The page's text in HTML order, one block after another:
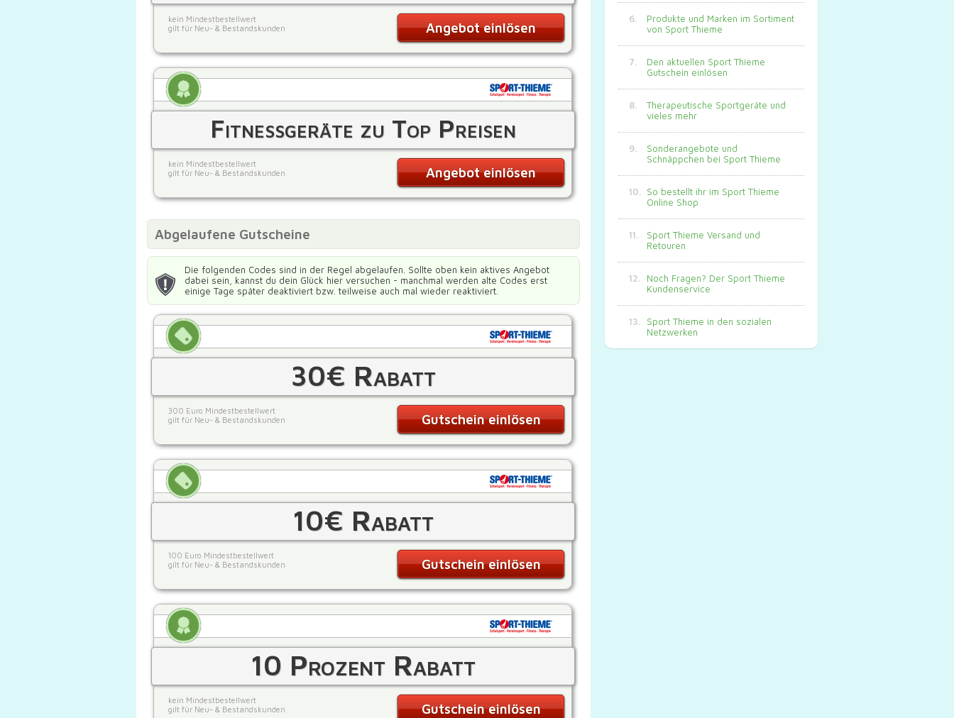
kein Mindestbestellwert
gilt für Neu- & Bestandskunden
Angebot einlösen
Fitnessgeräte zu Top Preisen
kein Mindestbestellwert
gilt für Neu- & Bestandskunden
Angebot einlösen
Abgelaufene Gutscheine
Die folgenden Codes sind in der Regel abgelaufen. Sollte oben kein aktives Angebot
dabei sein, kannst du dein Glück hier versuchen - manchmal werden alte Codes erst
einige Tage später deaktiviert bzw. teilweise auch mal wieder reaktiviert.
30€ Rabatt
300 Euro Mindestbestellwert
gilt für Neu- & Bestandskunden
Gutschein einlösen
10€ Rabatt
100 Euro Mindestbestellwert
gilt für Neu- & Bestandskunden
Gutschein einlösen
10 Prozent Rabatt
kein Mindestbestellwert
gilt für Neu- & Bestandskunden
Gutschein einlösen
Produkte und Marken im Sortiment
von Sport Thieme
Den aktuellen Sport Thieme
Gutschein einlösen
Therapeutische Sportgeräte und
vieles mehr
Sonderangebote und
Schnäppchen bei Sport Thieme
So bestellt ihr im Sport Thieme
Online Shop
Sport Thieme Versand und
Retouren
Noch Fragen? Der Sport Thieme
Kundenservice
Sport Thieme in den sozialen
Netzwerken